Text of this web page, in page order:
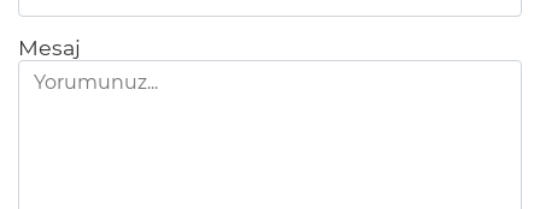
Mesaj